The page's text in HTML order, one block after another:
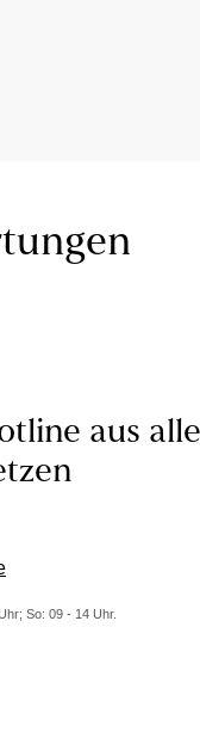
aus
So: 09 - 14 Uhr.